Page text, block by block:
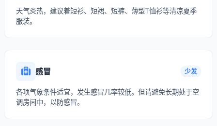
天气炎热，建议着短衫、短裙、短裤、薄型T恤衫等清凉夏季
服装。
感冒 少发
各项气象条件适宜，发生感冒几率较低。但请避免长期处于空
调房间中，以防感冒。